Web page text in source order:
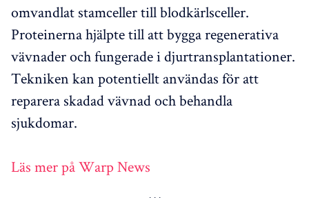
omvandlat stamceller till blodkärlsceller.
Proteinerna hjälpte till att bygga regenerativa
vävnader och fungerade i djurtransplantationer.
Tekniken kan potentiellt användas för att
reparera skadad vävnad och behandla
sjukdomar.
Läs mer på Warp News